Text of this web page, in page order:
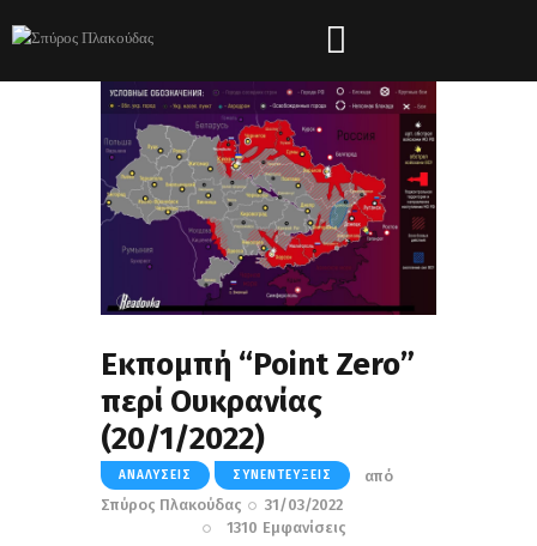
Εκπομπή “Point Zero”
περί Ουκρανίας
(20/1/2022)
ΑΝΑΛΎΣΕΙΣ ΣΥΝΕΝΤΕΎΞΕΙΣ
από
Σπύρος Πλακούδας
31/03/2022
1310 Εμφανίσεις